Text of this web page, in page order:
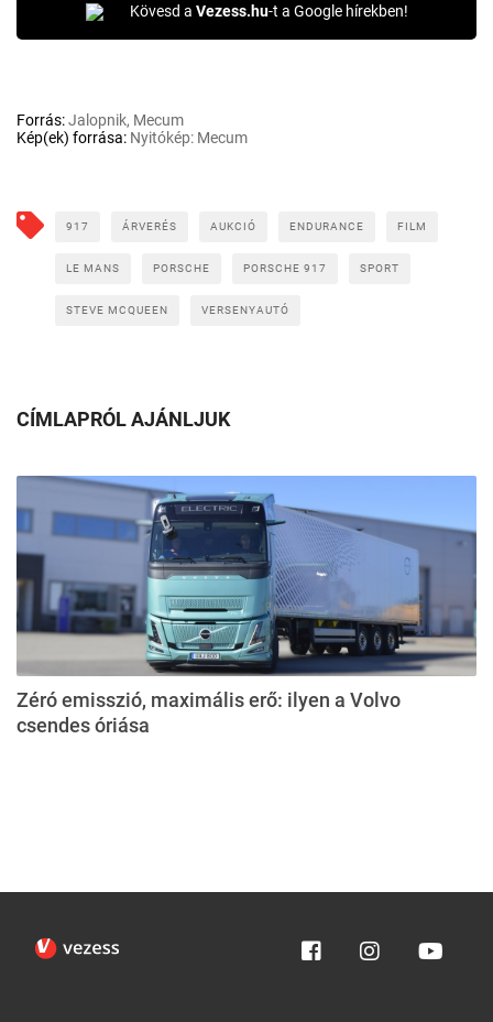
Kövesd a Vezess.hu-t a Google hírekben!
Forrás:Jalopnik, Mecum
Kép(ek) forrása: Nyitókép: Mecum
917 ÁRVERÉS AUKCIÓ ENDURANCE FILM
LE MANS PORSCHE PORSCHE 917 SPORT
STEVE MCQUEEN VERSENYAUTÓ
CÍMLAPRÓL AJÁNLJUK
Zéró emisszió, maximális erő: ilyen a Volvo
csendes óriása